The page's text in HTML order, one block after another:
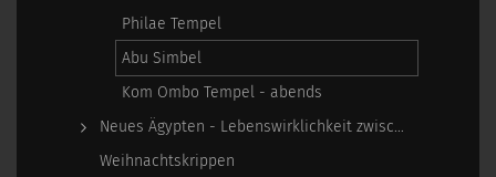
Philae Tempel
Abu Simbel
Kom Ombo Tempel - abends
Neues Ägypten - Lebenswirklichkeit zwischen…
Weihnachtskrippen